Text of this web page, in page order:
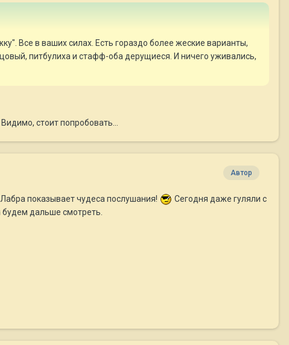
Все в ваших силах. Есть гораздо более жеские варианты,
питбулиха и стафф-оба дерущиеся. И ничего уживались,
стоит попробовать...
Автор
показывает чудеса послушания!
Сегодня даже гуляли с
будем дальше смотреть.